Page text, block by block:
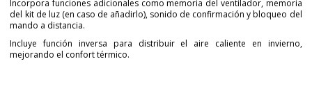
Incorpora funciones adicionales como memoria del ventilador, memoria
del kit de luz (en caso de añadirlo), sonido de confirmación y bloqueo del
mando a distancia.
Incluye función inversa para distribuir el aire caliente en invierno,
mejorando el confort térmico.